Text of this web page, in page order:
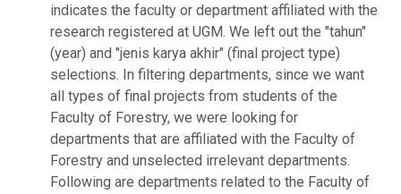
indicates the faculty or department affiliated with the
research registered at UGM. We left out the "tahun"
(year) and "jenis karya akhir" (final project type)
selections. In filtering departments, since we want
all types of final projects from students of the
Faculty of Forestry, we were looking for
departments that are affiliated with the Faculty of
Forestry and unselected irrelevant departments.
Following are departments related to the Faculty of